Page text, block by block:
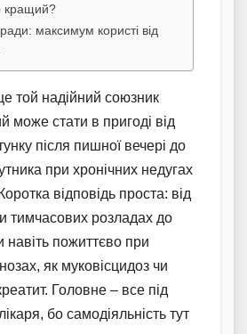
кращий?
максимум користі від
той надійний союзник
може стати в пригоді від
після пишної вечері до
при хронічних недугах
відповідь проста: від
тимчасових розладах до
навіть пожиттєво при
як муковісцидоз чи
Головне – все під
бо самодіяльність тут